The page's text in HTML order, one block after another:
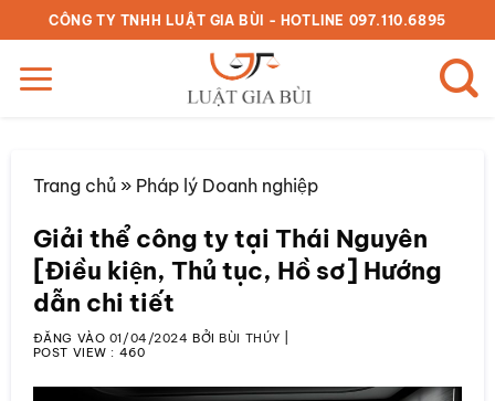
qua
nội
dung
CÔNG TY TNHH LUẬT GIA BÙI - HOTLINE 097.110.6895
Trang chủ» Pháp lý Doanh nghiệp
Giải thể công ty tại Thái Nguyên
[Điều kiện, Thủ tục, Hồ sơ] Hướng
dẫn chi tiết
ĐĂNG VÀO 01/04/2024 BỞIBÙI THÚY
POST VIEW : 460